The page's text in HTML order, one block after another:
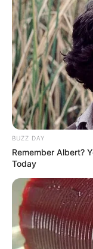
BUZZ DAY
Remember Albert?
Today